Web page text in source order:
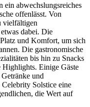
ein abwechslungsreiches
offenlässt. Von
vielfältigen
dabei. Die
und Komfort, um sich
Die gastronomische
bis hin zu Snacks
Einige Gäste
und
Solstice eine
die Wert auf